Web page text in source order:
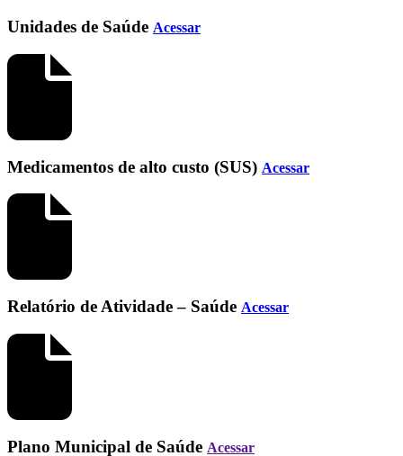
Unidades de Saúde Acessar
Medicamentos de alto custo (SUS) Acessar
Relatório de Atividade – Saúde Acessar
Plano Municipal de Saúde Acessar